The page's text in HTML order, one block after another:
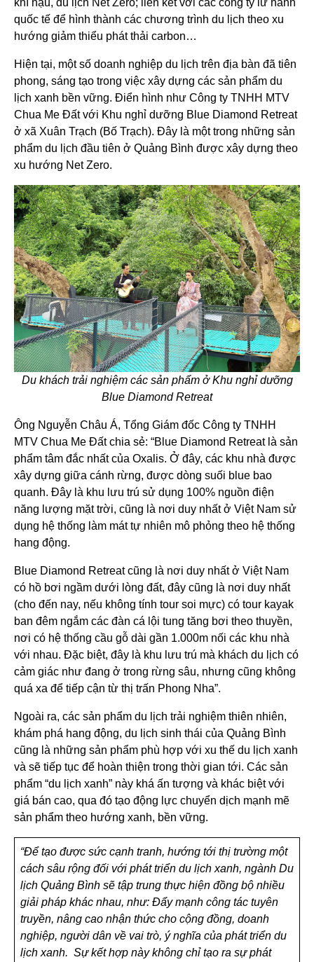
quốc tế để hình thành các chương trình du lịch theo xu
hướng giảm thiểu phát thải carbon…
Hiện tại, một số doanh nghiệp du lịch trên địa bàn đã tiên
phong, sáng tạo trong việc xây dựng các sản phẩm du
lịch xanh bền vững. Điển hình như Công ty TNHH MTV
Chua Me Đất với Khu nghỉ dưỡng Blue Diamond Retreat
ở xã Xuân Trạch (Bố Trạch). Đây là một trong những sản
phẩm du lịch đầu tiên ở Quảng Bình được xây dựng theo
xu hướng Net Zero.
Du khách trải nghiệm các sản phẩm ở Khu nghỉ dưỡng
Blue Diamond Retreat
Ông Nguyễn Châu Á, Tổng Giám đốc Công ty TNHH
MTV Chua Me Đất chia sẻ: “Blue Diamond Retreat là sản
phẩm tâm đắc nhất của Oxalis. Ở đây, các khu nhà được
xây dựng giữa cánh rừng, được dòng suối blue bao
quanh. Đây là khu lưu trú sử dụng 100% nguồn điện
năng lượng mặt trời, cũng là nơi duy nhất ở Việt Nam sử
dụng hệ thống làm mát tự nhiên mô phỏng theo hệ thống
hang động.
Blue Diamond Retreat cũng là nơi duy nhất ở Việt Nam
có hồ bơi ngầm dưới lòng đất, đây cũng là nơi duy nhất
(cho đến nay, nếu không tính tour soi mực) có tour kayak
ban đêm ngắm các đàn cá lội tung tăng bơi theo thuyền,
nơi có hệ thống cầu gỗ dài gần 1.000m nối các khu nhà
với nhau. Đặc biệt, đây là khu lưu trú mà khách du lịch có
cảm giác như đang ở trong rừng sâu, nhưng cũng không
quá xa để tiếp cận từ thị trấn Phong Nha”.
Ngoài ra, các sản phẩm du lịch trải nghiệm thiên nhiên,
khám phá hang động, du lịch sinh thái của Quảng Bình
cũng là những sản phẩm phù hợp với xu thế du lịch xanh
và sẽ tiếp tục để hoàn thiện trong thời gian tới. Các sản
phẩm “du lịch xanh” này khá ấn tượng và khác biệt với
giá bán cao, qua đó tạo động lực chuyển dịch mạnh mẽ
sản phẩm theo hướng xanh, bền vững.
“Để tạo được sức cạnh tranh, hướng tới thị trường một
cách sâu rộng đối với phát triển du lịch xanh, ngành Du
lịch Quảng Bình sẽ tập trung thực hiện đồng bộ nhiều
giải pháp khác nhau, như: Đẩy mạnh công tác tuyên
truyền, nâng cao nhận thức cho cộng đồng, doanh
nghiệp, người dân về vai trò, ý nghĩa của phát triển du
lịch xanh. Sự kết hợp này không chỉ tạo ra sự phát